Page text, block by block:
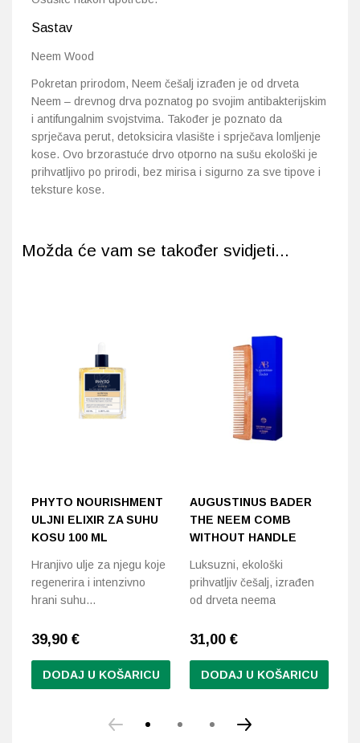
Sastav
Neem Wood
Pokretan prirodom, Neem češalj izrađen je od drveta
Neem – drevnog drva poznatog po svojim antibakterijskim
i antifungalnim svojstvima. Također je poznato da
sprječava perut, detoksicira vlasište i sprječava lomljenje
kose. Ovo brzorastuće drvo otporno na sušu ekološki je
prihvatljivo po prirodi, bez mirisa i sigurno za sve tipove i
teksture kose.
Možda će vam se također svidjeti...
PHYTO NOURISHMENT
ULJNI ELIXIR ZA SUHU
KOSU 100 ML
Hranjivo ulje za njegu koje
regenerira i intenzivno
hrani suhu…
39,90 €
DODAJ U KOŠARICU
AUGUSTINUS BADER
THE NEEM COMB
WITHOUT HANDLE
Luksuzni, ekološki
prihvatljiv češalj, izrađen
od drveta neema
31,00 €
DODAJ U KOŠARICU